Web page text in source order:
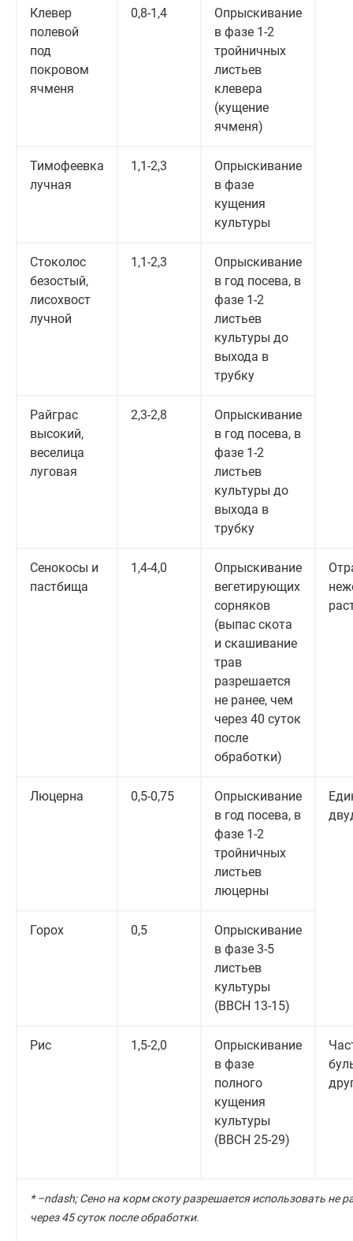
Клевер
полевой
под
покровом
ячменя
0,8-1,4
Опрыскивание
в фазе 1-2
тройничных
листьев
клевера
(кущение
ячменя)
Тимофеевка
лучная
1,1-2,3
Опрыскивание
в фазе
кущения
культуры
Стоколос
безостый,
лисохвост
лучной
1,1-2,3
Опрыскивание
в год посева, в
фазе 1-2
листьев
культуры до
выхода в
трубку
Райграс
высокий,
веселица
луговая
2,3-2,8
Опрыскивание
в год посева, в
фазе 1-2
листьев
культуры до
выхода в
трубку
Сенокосы и
пастбища
1,4-4,0
Опрыскивание
вегетирующих
сорняков
(выпас скота
и скашивание
трав
разрешается
не ранее, чем
через 40 суток
после
обработки)
Люцерна 0,5-0,75
Опрыскивание
в год посева, в
фазе 1-2
тройничных
листьев
люцерны
Горох 0,5
Опрыскивание
в фазе 3-5
листьев
культуры
(ВВСН 13-15)
Рис 1,5-2,0
Опрыскивание
в фазе
полного
кущения
культуры
(ВВСН 25-29)
* –ndash; Сено на корм скоту разрешается использовать не
через 45 суток после обработки.